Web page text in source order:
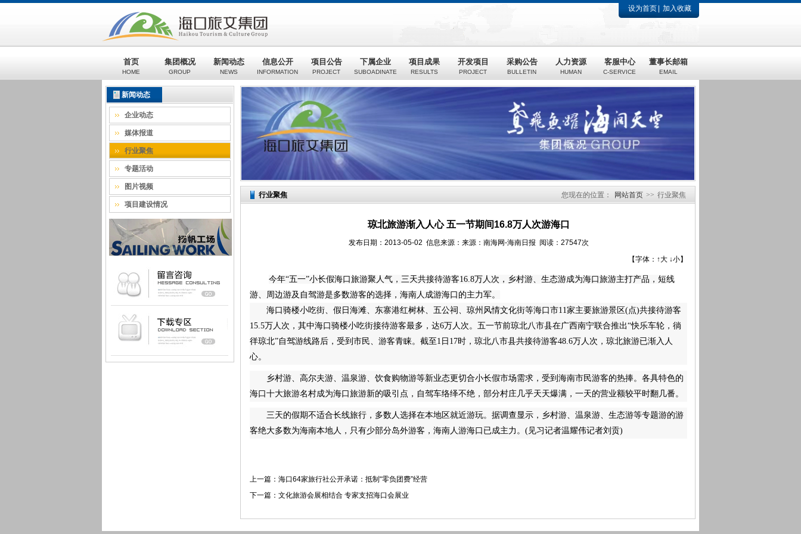
设为首页 加入收藏
首页
HOME
集团概况
GROUP
新闻动态
NEWS
信息公开
INFORMATION
项目公告
PROJECT
下属企业
SUBOADINATE
项目成果
RESULTS
开发项目
PROJECT
采购公告
BULLETIN
人力资源
HUMAN
客服中心
C-SERVICE
董事长邮箱
EMAIL
新闻动态
企业动态
媒体报道
行业聚焦
专题活动
图片视频
项目建设情况
您现在的位置： 网站首页 >> 行业聚焦
行业聚焦
琼北旅游渐入人心 五一节期间16.8万人次游海口
发布日期：2013-05-02 信息来源：来源：南海网-海南日报 阅读：27547次
【字体： ↑大 ↓小】
今年“五一”小长假海口旅游聚人气，三天共接待游客16.8万人次，乡村游、生态游成为海口旅游主打产品，短线
游、周边游及自驾游是多数游客的选择，海南人成游海口的主力军。
海口骑楼小吃街、假日海滩、东寨港红树林、五公祠、琼州风情文化街等海口市11家主要旅游景区(点)共接待游客
15.5万人次，其中海口骑楼小吃街接待游客最多，达6万人次。五一节前琼北八市县在广西南宁联合推出“快乐车轮，徜
徉琼北”自驾游线路后，受到市民、游客青睐。截至1日17时，琼北八市县共接待游客48.6万人次，琼北旅游已渐入人
心。
乡村游、高尔夫游、温泉游、饮食购物游等新业态更切合小长假市场需求，受到海南市民游客的热捧。各具特色的
海口十大旅游名村成为海口旅游新的吸引点，自驾车络绎不绝，部分村庄几乎天天爆满，一天的营业额较平时翻几番。
三天的假期不适合长线旅行，多数人选择在本地区就近游玩。据调查显示，乡村游、温泉游、生态游等专题游的游
客绝大多数为海南本地人，只有少部分岛外游客，海南人游海口已成主力。(见习记者温耀伟记者刘贡)
上一篇： 海口64家旅行社公开承诺：抵制“零负团费”经营
下一篇： 文化旅游会展相结合 专家支招海口会展业